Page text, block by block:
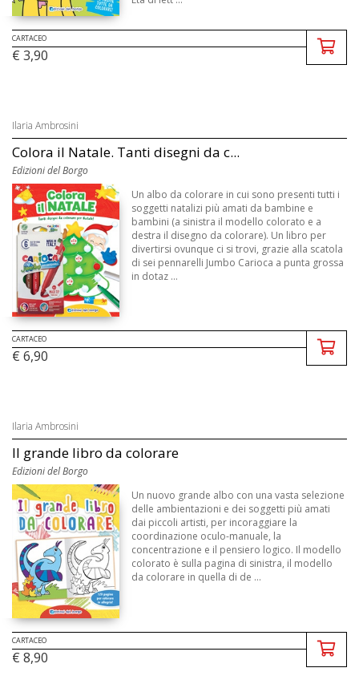
CARTACEO
€ 3,90
Ilaria Ambrosini
Colora il Natale. Tanti disegni da c...
Edizioni del Borgo
Un albo da colorare in cui sono presenti tutti i
soggetti natalizi più amati da bambine e
bambini (a sinistra il modello colorato e a
destra il disegno da colorare). Un libro per
divertirsi ovunque ci si trovi, grazie alla scatola
di sei pennarelli Jumbo Carioca a punta grossa
in dotaz ...
CARTACEO
€ 6,90
Ilaria Ambrosini
Il grande libro da colorare
Edizioni del Borgo
Un nuovo grande albo con una vasta selezione
delle ambientazioni e dei soggetti più amati
dai piccoli artisti, per incoraggiare la
coordinazione oculo-manuale, la
concentrazione e il pensiero logico. Il modello
colorato è sulla pagina di sinistra, il modello
da colorare in quella di de ...
CARTACEO
€ 8,90